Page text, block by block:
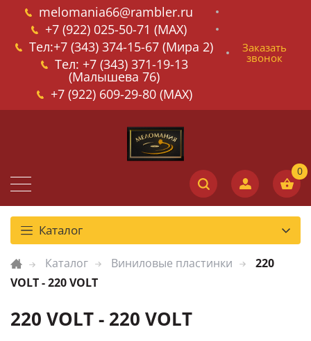
melomania66@rambler.ru
+7 (922) 025-50-71 (MAX)
Тел:+7 (343) 374-15-67 (Мира 2)
Тел: +7 (343) 371-19-13
(Малышева 76)
+7 (922) 609-29-80 (MAX)
Заказать
звонок
Каталог
Каталог Виниловые пластинки
220
VOLT - 220 VOLT
220 VOLT - 220 VOLT